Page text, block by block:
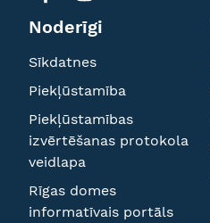
Noderīgi
Sīkdatnes
Piekļūstamība
Piekļūstamības
izvērtēšanas protokola
veidlapa
Rīgas domes
informatīvais portāls